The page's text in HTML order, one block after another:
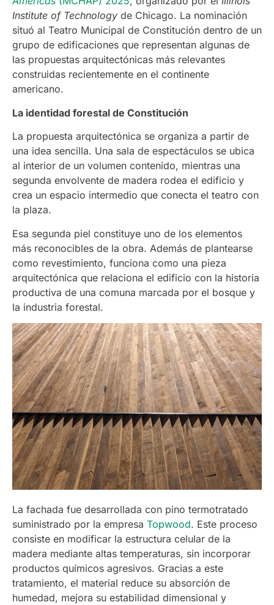
Institute of Technology de Chicago. La nominación
situó al Teatro Municipal de Constitución dentro de un
grupo de edificaciones que representan algunas de
las propuestas arquitectónicas más relevantes
construidas recientemente en el continente
americano.
La identidad forestal de Constitución
La propuesta arquitectónica se organiza a partir de
una idea sencilla. Una sala de espectáculos se ubica
al interior de un volumen contenido, mientras una
segunda envolvente de madera rodea el edificio y
crea un espacio intermedio que conecta el teatro con
la plaza.
Esa segunda piel constituye uno de los elementos
más reconocibles de la obra. Además de plantearse
como revestimiento, funciona como una pieza
arquitectónica que relaciona el edificio con la historia
productiva de una comuna marcada por el bosque y
la industria forestal.
La fachada fue desarrollada con pino termotratado
suministrado por la empresa Topwood. Este proceso
consiste en modificar la estructura celular de la
madera mediante altas temperaturas, sin incorporar
productos químicos agresivos. Gracias a este
tratamiento, el material reduce su absorción de
humedad, mejora su estabilidad dimensional y